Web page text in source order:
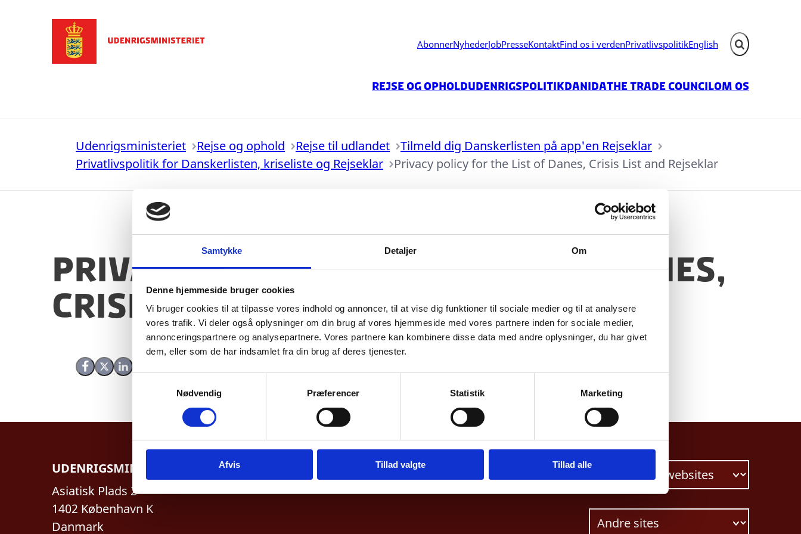
Samtykke Detaljer Om
Denne hjemmeside bruger cookies
Vi bruger cookies til at tilpasse vores indhold og annoncer, til at vise dig funktioner til sociale medier og til at analysere
vores trafik. Vi deler også oplysninger om din brug af vores hjemmeside med vores partnere inden for sociale medier,
annonceringspartnere og analysepartnere. Vores partnere kan kombinere disse data med andre oplysninger, du har givet
dem, eller som de har indsamlet fra din brug af deres tjenester.
t
k
v
a
Nødvendig Præferencer Statistik Marketing
Afvis Tillad valgte Tillad alle
AbonnerNyhederJobPresseKontaktFind os i verdenPrivatlivspolitikEnglish Fold søgefelt ud
Rejse og opholdUdenrigspolitikDanidaThe Trade CouncilOm os
Udenrigsministeriet Rejse og ophold Rejse til udlandet
Tilmeld dig Danskerlisten på app'en Rejseklar
Privatlivspolitik for Danskerlisten, kriseliste og Rejseklar
Privacy policy for the List of Danes, Crisis List and Rejseklar
Privacy policy for the List of Danes,
Crisis List and Rejseklar
Del på Facebook
Del på X (Twitter)
Del på LinkedIn
UDENRIGSMINISTERIET
Asiatisk Plads 2
1402 København K
Danmark